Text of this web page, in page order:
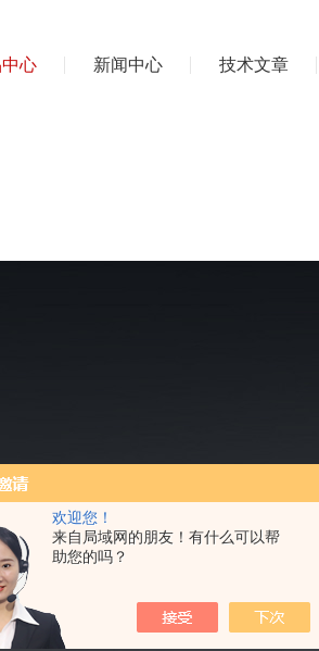
欢迎您！
来自局域网的朋友！有什么可以帮
助您的吗？
心 新闻中心 技术文章